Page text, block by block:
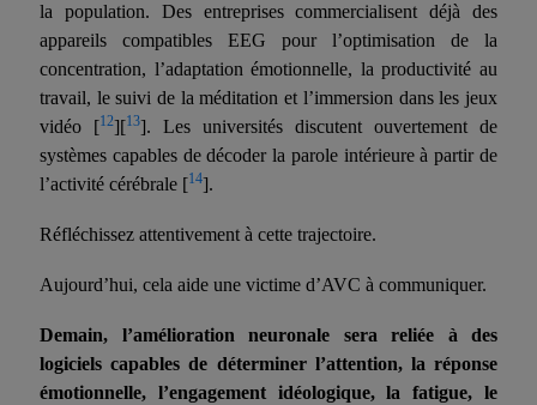
la population. Des entreprises commercialisent déjà des
appareils compatibles EEG pour l’optimisation de la
concentration, l’adaptation émotionnelle, la productivité au
travail, le suivi de la méditation et l’immersion dans les jeux
vidéo [12][13]. Les universités discutent ouvertement de
systèmes capables de décoder la parole intérieure à partir de
l’activité cérébrale [14].
Réfléchissez attentivement à cette trajectoire.
Aujourd’hui, cela aide une victime d’AVC à communiquer.
Demain, l’amélioration neuronale sera reliée à des
logiciels capables de déterminer l’attention, la réponse
émotionnelle, l’engagement idéologique, la fatigue, le